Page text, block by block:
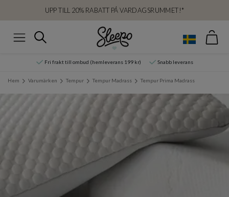
UPP TILL 20% RABATT PÅ VARDAGSRUMMET!*
Sök
Fri frakt till ombud (hemleverans 199 kr) Snabb leverans
Hem Varumärken Tempur Tempur Madrass Tempur Prima Madrass